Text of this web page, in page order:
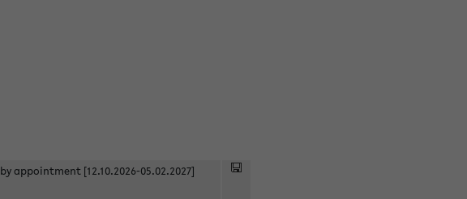
by appointment [12.10.2026-05.02.2027]